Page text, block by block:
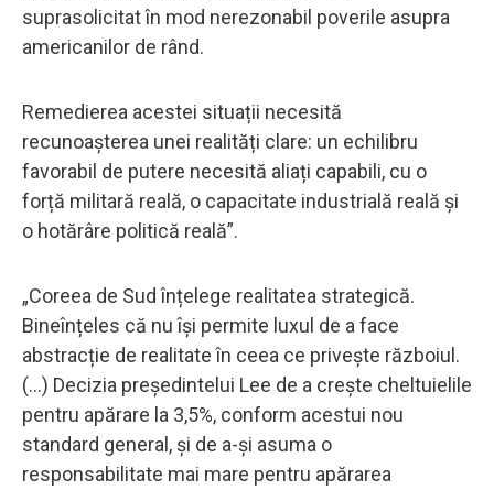
suprasolicitat în mod nerezonabil poverile asupra
americanilor de rând.
Remedierea acestei situații necesită
recunoașterea unei realități clare: un echilibru
favorabil de putere necesită aliați capabili, cu o
forță militară reală, o capacitate industrială reală și
o hotărâre politică reală”.
„Coreea de Sud înțelege realitatea strategică.
Bineînțeles că nu își permite luxul de a face
abstracție de realitate în ceea ce privește războiul.
(…) Decizia președintelui Lee de a crește cheltuielile
pentru apărare la 3,5%, conform acestui nou
standard general, și de a-și asuma o
responsabilitate mai mare pentru apărarea